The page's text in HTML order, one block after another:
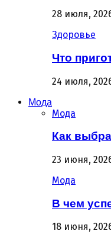
28 июля,
Здоровье
Что
24 июля,
Мода
Мода
Как
23 июня,
Мода
В чем
18 июня,